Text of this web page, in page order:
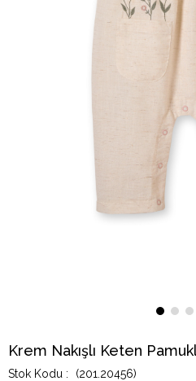
Krem Nakışlı Keten
(201.20456)